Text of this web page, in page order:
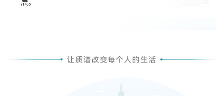
展。